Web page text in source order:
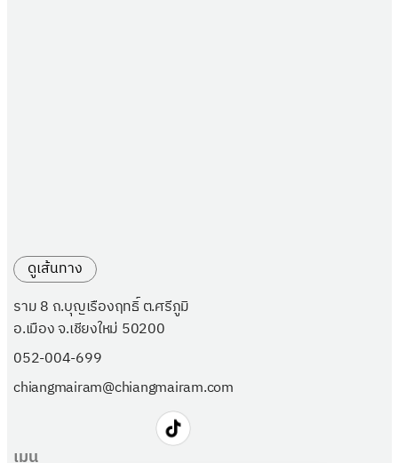
เมนู
ดูเส้นทาง
ราม 8 ถ.บุญเรืองฤทธิ์ ต.ศรีภูมิ
อ.เมือง จ.เชียงใหม่ 50200
052-004-699
chiangmairam@chiangmairam.com